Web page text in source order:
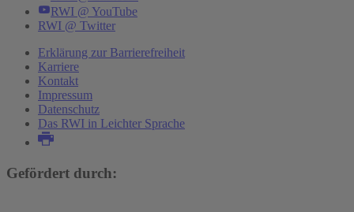
RWI @ YouTube
RWI @ Twitter
Erklärung zur Barrierefreiheit
Karriere
Kontakt
Impressum
Datenschutz
Das RWI in Leichter Sprache
Gefördert durch: